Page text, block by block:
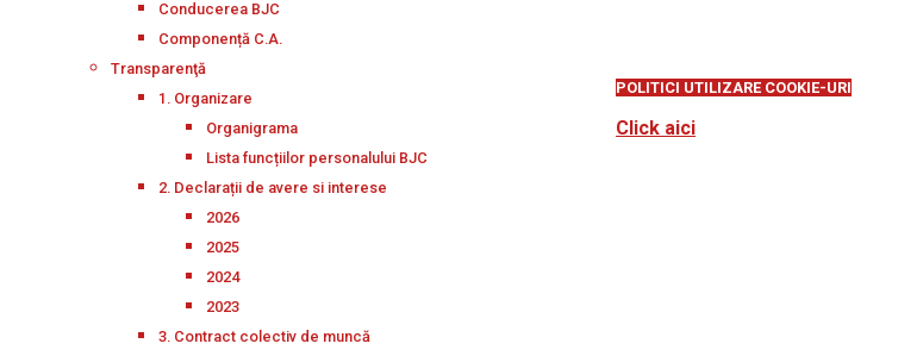
Conducerea BJC
Componență C.A.
Transparenţă
1. Organizare
Organigrama
Lista funcțiilor personalului BJC
2. Declarații de avere si interese
2026
2025
2024
2023
3. Contract colectiv de muncă
POLITICI UTILIZARE COOKIE-URI
Click aici